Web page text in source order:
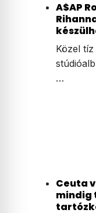
A$AP
Közel
…
Ceuta
mindig